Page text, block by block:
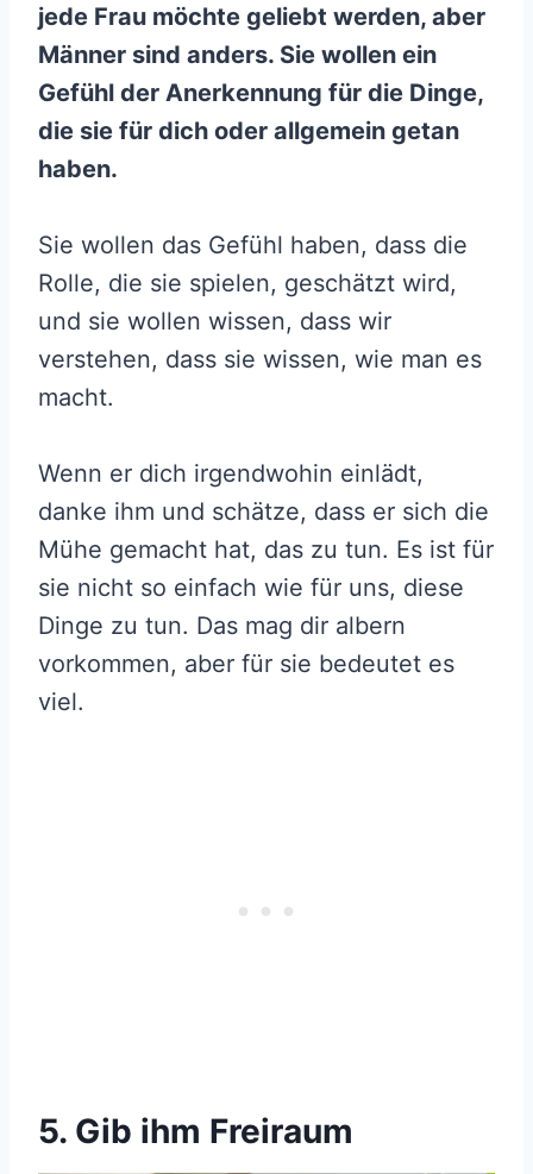
jede Frau möchte geliebt werden, aber
Männer sind anders. Sie wollen ein
Gefühl der Anerkennung für die Dinge,
die sie für dich oder allgemein getan
haben.
Sie wollen das Gefühl haben, dass die
Rolle, die sie spielen, geschätzt wird,
und sie wollen wissen, dass wir
verstehen, dass sie wissen, wie man es
macht.
Wenn er dich irgendwohin einlädt,
danke ihm und schätze, dass er sich die
Mühe gemacht hat, das zu tun. Es ist für
sie nicht so einfach wie für uns, diese
Dinge zu tun. Das mag dir albern
vorkommen, aber für sie bedeutet es
viel.
5. Gib ihm Freiraum